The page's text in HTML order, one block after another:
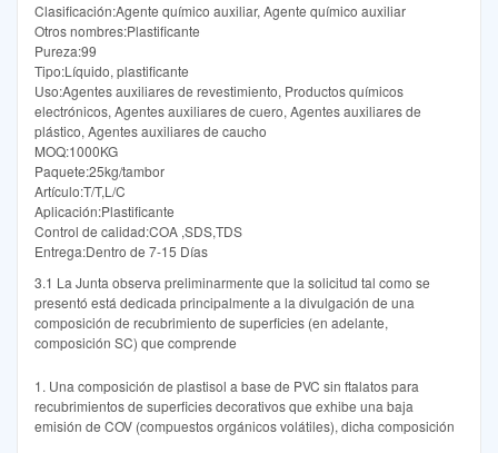
Clasificación:Agente químico auxiliar, Agente químico auxiliar
Otros nombres:Plastificante
Pureza:99
Tipo:Líquido, plastificante
Uso:Agentes auxiliares de revestimiento, Productos químicos
electrónicos, Agentes auxiliares de cuero, Agentes auxiliares de
plástico, Agentes auxiliares de caucho
MOQ:1000KG
Paquete:25kg/tambor
Artículo:T/T,L/C
Aplicación:Plastificante
Control de calidad:COA ,SDS,TDS
Entrega:Dentro de 7-15 Días
3.1 La Junta observa preliminarmente que la solicitud tal como se
presentó está dedicada principalmente a la divulgación de una
composición de recubrimiento de superficies (en adelante,
composición SC) que comprende
1. Una composición de plastisol a base de PVC sin ftalatos para
recubrimientos de superficies decorativos que exhibe una baja
emisión de COV (compuestos orgánicos volátiles), dicha composición